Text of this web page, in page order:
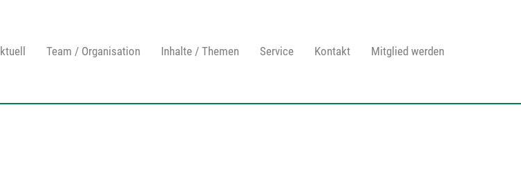
Team / Organisation Inhalte / Themen Service Kontakt Mitglied werden